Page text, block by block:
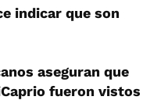
indicar que son
aseguran que
fueron vistos